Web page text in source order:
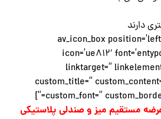
دارند
[av_icon_box
icon=’ue812′
linktarget=”
custom_title=”
custom_font=”
مستقیم میز و صندلی پلاستیکی